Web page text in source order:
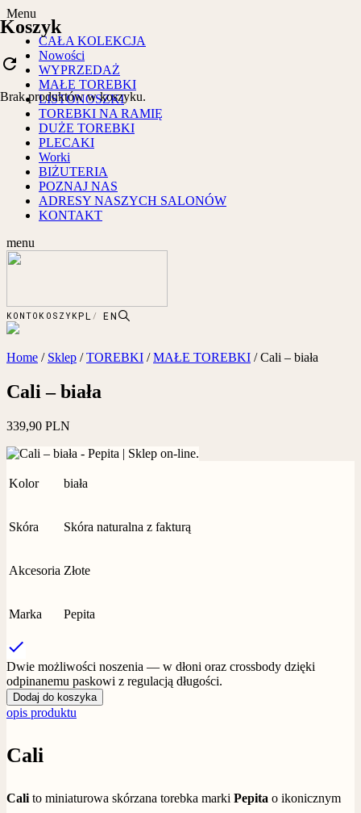
Menu
CAŁA KOLEKCJA
Nowości
WYPRZEDAŻ
MAŁE TOREBKI
LISTONOSZKI
TOREBKI NA RAMIĘ
DUŻE TOREBKI
PLECAKI
Worki
BIŻUTERIA
POZNAJ NAS
ADRESY NASZYCH SALONÓW
KONTAKT
menu
KONTO KOSZYKPL EN
Home / Sklep /TOREBKI /MAŁE TOREBKI /Cali – biała
Cali – biała
339,90 PLN
Kolor biała
Skóra Skóra naturalna z fakturą
Akcesoria Złote
Marka Pepita
check
Dwie możliwości noszenia — w dłoni oraz crossbody dzięki
odpinanemu paskowi z regulacją długości.
Dodaj do koszyka
opis produktu
Cali
Cali to miniaturowa skórzana torebka marki Pepita o ikonicznym
Koszyk
refresh
Brak produktów w koszyku.